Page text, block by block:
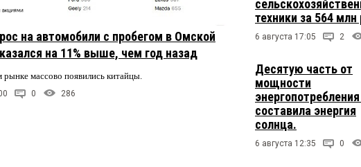
на автомобили с пробегом в Омской
на 11% выше, чем год назад
массово появились китайцы.
0 286
техники за 564 млн
6 августа 17:05 2
Десятую часть от
мощности
составила энергия
солнца.
6 августа 12:35 0